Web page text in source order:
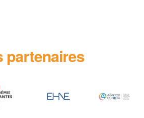
partenaires